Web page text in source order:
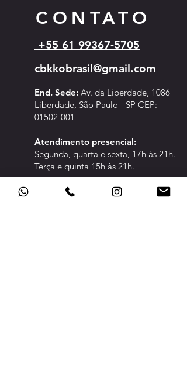
CONTATO
+55 61 99367-5705
cbkkobrasil@gmail.com
End. Sede: Av. da Liberdade, 1086
Liberdade, São Paulo - SP CEP:
01502-001
Atendimento presencial:
Segunda, quarta e sexta, 17h às 21h.
Terça e quinta 15h às 21h.
ERADOS